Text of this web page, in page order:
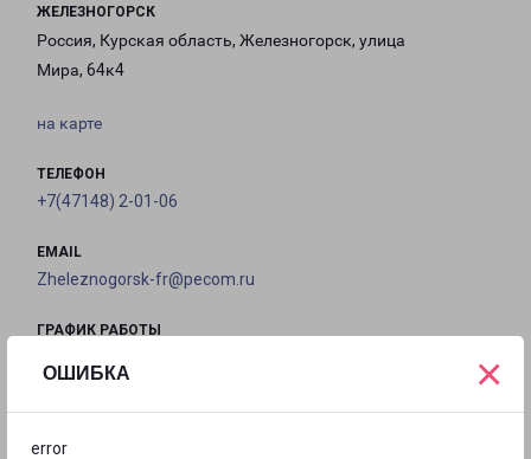
ОШИБКА
error
×
ЖЕЛЕЗНОГОРСК
Россия, Курская область, Железногорск, улица
Мира, 64к4
на карте
ТЕЛЕФОН
+7(47148) 2-01-06
EMAIL
Zheleznogorsk-fr@pecom.ru
ГРАФИК РАБОТЫ
с 09:00 до
с 09:00 до
с 09:00 до
с 09:00 до